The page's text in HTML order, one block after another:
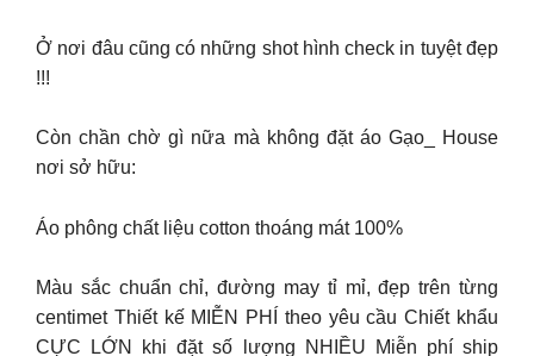
Ở nơi đâu cũng có những shot hình check in tuyệt đẹp
!!!
Còn chần chờ gì nữa mà không đặt áo Gạo_ House
nơi sở hữu:
Áo phông chất liệu cotton thoáng mát 100%
Màu sắc chuẩn chỉ, đường may tỉ mỉ, đẹp trên từng
centimet Thiết kế MIỄN PHÍ theo yêu cầu Chiết khẩu
CỰC LỚN khi đặt số lượng NHIỀU Miễn phí ship